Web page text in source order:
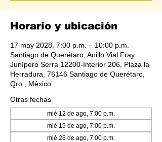
Horario y ubicación
17 may 2028, 7:00 p.m. – 10:00 p.m.
Santiago de Querétaro, Anillo Vial Fray
Junípero Serra 12200-Interior 206, Plaza la
Herradura, 76146 Santiago de Querétaro,
Qro., México
Otras fechas
mié 12 de ago, 7:00 p.m.
mié 19 de ago, 7:00 p.m.
mié 26 de ago, 7:00 p.m.